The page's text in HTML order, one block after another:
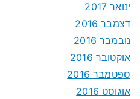
ינואר 2017
דצמבר 2016
נובמבר 2016
אוקטובר 2016
ספטמבר 2016
אוגוסט 2016